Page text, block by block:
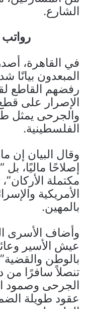
الشارع.
في القاهرة،
المبعدون بيانًا
رفضهم القاطع
الإصرار على
والجرحى يمثل
الفلسطينية.
وقال البيان إن
إصلاحًا ماليًا،
مكتملة
الأمريكية
بالمهين.
وأضاف الأسرى
عيش الأسير
بالوطن
تنصلاً سافرًا من
الجرحى وصمود
عقود طويلة